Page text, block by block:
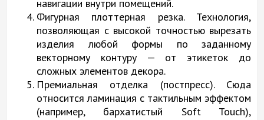
навигации внутри помещений.
Фигурная плоттерная резка. Технология,
позволяющая с высокой точностью вырезать
изделия любой формы по заданному
векторному контуру — от этикеток до
сложных элементов декора.
Премиальная отделка (постпресс). Сюда
относится ламинация с тактильным эффектом
(например, бархатистый Soft Touch),